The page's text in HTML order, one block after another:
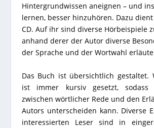
Hintergrundwissen aneignen – und
lernen, besser hinzuhören. Dazu
CD. Auf ihr sind diverse Hörbeispiele
anhand derer der Autor diverse
der Sprache und der Wortwahl
Das Buch ist übersichtlich gestaltet.
ist immer kursiv gesetzt, sodass
zwischen wörtlicher Rede und den
Autors unterscheiden kann. Diverse
interessierten Leser sind in